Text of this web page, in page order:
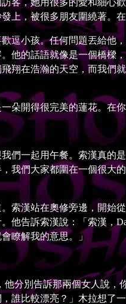
客，她用很多的愛和細心
上，被很多朋友圍繞著。
小孩。任何問題丟給他，
他的話語就像是一個橋樑
翔在浩瀚的天空，而我們
開得很完美的蓮花。在你
一起用午餐。索漢真的是
我們大家都圍在一個很大
漢站在奧修旁邊，開始從
他告訴索漢說：「索漢，
瞭解我的意思。」
別告訴那兩個女人說，
誰比較漂亮？」木拉想了